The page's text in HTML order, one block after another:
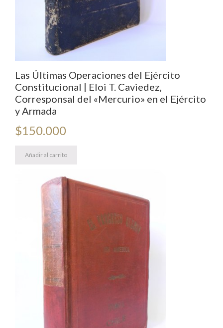
Las Últimas Operaciones del Ejército
Constitucional | Eloi T. Caviedez,
Corresponsal del «Mercurio» en el Ejército
y Armada
$150.000
Añadir al carrito